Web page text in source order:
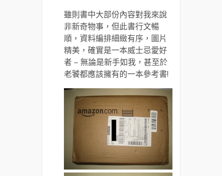
雖則書中大部份內容對我來說
非新奇物事，但此書行文暢
順，資料編排細緻有序，圖片
精美，確實是一本威士忌愛好
者 – 無論是新手如我，甚至於
老饕都應該擁有的一本參考書!